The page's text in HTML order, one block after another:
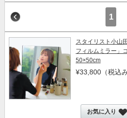
1
スタイリスト小山
フィルムミラー」
50×50cm
¥33,800（税込み
お気に入り